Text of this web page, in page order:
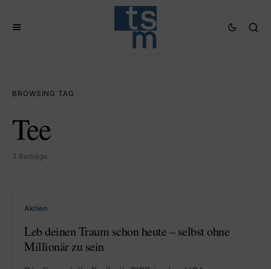
BROWSING TAG
Tee
3 Beiträge
Aktien
Leb deinen Traum schon heute – selbst ohne
Millionär zu sein